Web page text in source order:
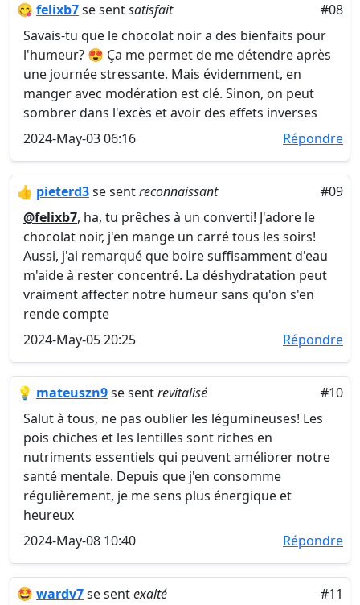
😋 felixb7se sentsatisfait
#08
Savais-tu que le chocolat noir a des bienfaits pour
l'humeur? 😍 Ça me permet de me détendre après
une journée stressante. Mais évidemment, en
manger avec modération est clé. Sinon, on peut
sombrer dans l'excès et avoir des effets inverses
2024-May-03 06:16
Répondre
👍 pieterd3se sentreconnaissant
#09
@felixb7, ha, tu prêches à un converti! J'adore le
chocolat noir, j'en mange un carré tous les soirs!
Aussi, j'ai remarqué que boire suffisamment d'eau
m'aide à rester concentré. La déshydratation peut
vraiment affecter notre humeur sans qu'on s'en
rende compte
2024-May-05 20:25
Répondre
💡 mateuszn9se sentrevitalisé
#10
Salut à tous, ne pas oublier les légumineuses! Les
pois chiches et les lentilles sont riches en
nutriments essentiels qui peuvent améliorer notre
santé mentale. Depuis que j'en consomme
régulièrement, je me sens plus énergique et
heureux
2024-May-08 10:40
Répondre
🤩 wardv7se sentexalté
#11